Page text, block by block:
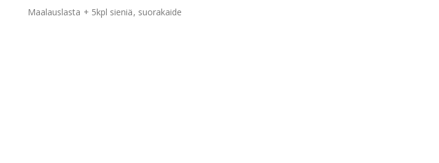
Maalauslasta + 5kpl sieniä, suorakaide